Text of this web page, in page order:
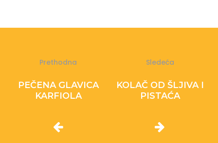
Prethodna
PEČENA GLAVICA
KARFIOLA
Sledeća
KOLAČ OD ŠLJIVA I
PISTAĆA